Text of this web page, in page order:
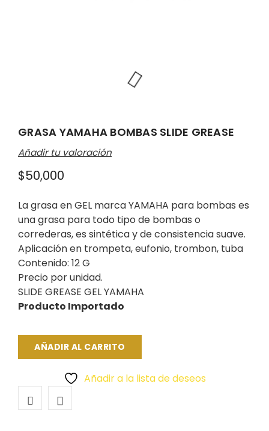
GRASA YAMAHA BOMBAS SLIDE GREASE
Añadir tu valoración
$50,000
La grasa en GEL marca YAMAHA para bombas es
una grasa para todo tipo de bombas o
correderas, es sintética y de consistencia suave.
Aplicación en trompeta, eufonio, trombon, tuba
Contenido: 12 G
Precio por unidad.
SLIDE GREASE GEL YAMAHA
Producto Importado
AÑADIR AL CARRITO
Añadir a la lista de deseos